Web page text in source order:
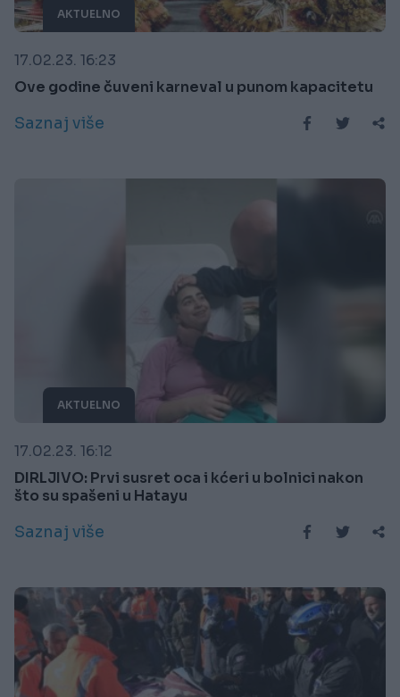
AKTUELNO
17.02.23. 16:23
Ove godine čuveni karneval u punom kapacitetu
Saznaj više
AKTUELNO
17.02.23. 16:12
DIRLJIVO: Prvi susret oca i kćeri u bolnici nakon
što su spašeni u Hatayu
Saznaj više